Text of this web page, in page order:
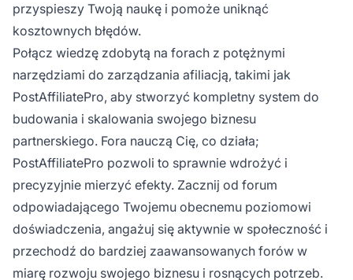
przyspieszy Twoją naukę i pomoże uniknąć
kosztownych błędów.
Połącz wiedzę zdobytą na forach z potężnymi
narzędziami do zarządzania afiliacją, takimi jak
PostAffiliatePro, aby stworzyć kompletny system do
budowania i skalowania swojego biznesu
partnerskiego. Fora nauczą Cię, co działa;
PostAffiliatePro pozwoli to sprawnie wdrożyć i
precyzyjnie mierzyć efekty. Zacznij od forum
odpowiadającego Twojemu obecnemu poziomowi
doświadczenia, angażuj się aktywnie w społeczność i
przechodź do bardziej zaawansowanych forów w
miarę rozwoju swojego biznesu i rosnących potrzeb.